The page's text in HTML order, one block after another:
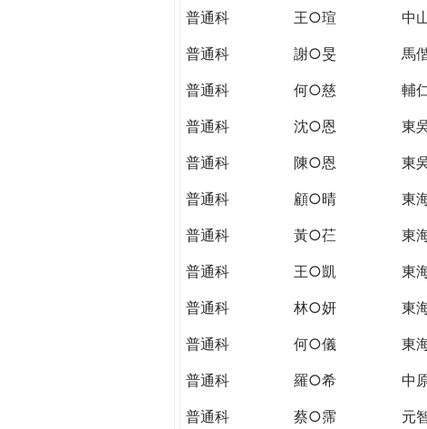
普通科
王○瑄 中
普通科
謝○旻 馬
普通科
何○慈 輔
普通科
沈○恩 東
普通科
陳○恩 東
普通科
顧○晴 東
普通科
黃○芢 東
普通科
王○凱 東
普通科
林○妍 東
普通科
何○儀 東
普通科
羅○希 中
普通科
蔡○霈 元